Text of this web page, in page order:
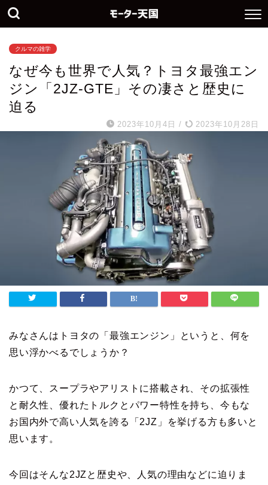
クルマの雑学
なぜ今も世界で人気？トヨタ最強エン
ジン「2JZ-GTE」その凄さと歴史に
迫る
2023年10月4日 / 2023年10月28日
みなさんはトヨタの「最強エンジン」というと、何を
思い浮かべるでしょうか？
かつて、スープラやアリストに搭載され、その拡張性
と耐久性、優れたトルクとパワー特性を持ち、今もな
お国内外で高い人気を誇る「2JZ」を挙げる方も多いと
思います。
今回はそんな2JZと歴史や、人気の理由などに迫りま